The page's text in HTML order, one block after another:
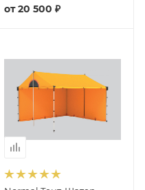
от20 500 ₽